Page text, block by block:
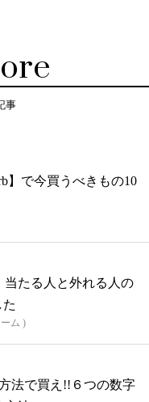
事
】で今買うべきもの10
当たる人と外れる人の
ム )
法で買え!!６つの数字